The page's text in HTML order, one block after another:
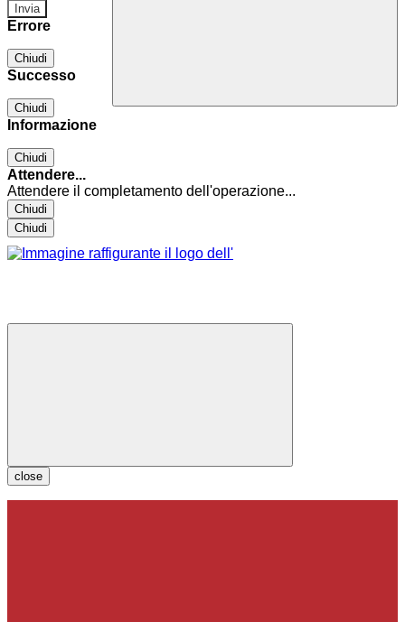
Errore
Chiudi
Successo
Chiudi
Informazione
Chiudi
Attendere...
Attendere il completamento dell'operazione...
Chiudi
Chiudi
close